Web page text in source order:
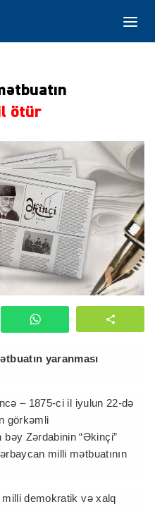
ötür
yaranması
– 1875-ci il iyulun 22-də
görkəmli
Zərdabinin “Əkinçi”
milli mətbuatının
demokratik və xalq